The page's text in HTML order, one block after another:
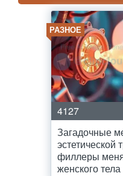
РАЗНОЕ
4127
Загадочные
эстетической
филлеры
женского тела